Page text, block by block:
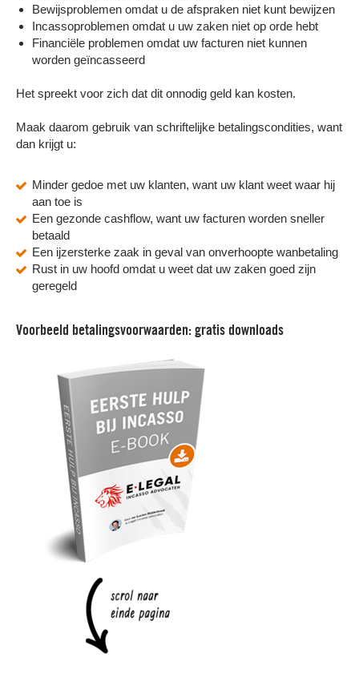
Bewijsproblemen omdat u de afspraken niet kunt bewijzen
Incassoproblemen omdat u uw zaken niet op orde hebt
Financiële problemen omdat uw facturen niet kunnen
worden geïncasseerd
Het spreekt voor zich dat dit onnodig geld kan kosten.
Maak daarom gebruik van schriftelijke betalingscondities, want
dan krijgt u:
Minder gedoe met uw klanten, want uw klant weet waar hij
aan toe is
Een gezonde cashflow, want uw facturen worden sneller
betaald
Een ijzersterke zaak in geval van onverhoopte wanbetaling
Rust in uw hoofd omdat u weet dat uw zaken goed zijn
geregeld
Voorbeeld betalingsvoorwaarden: gratis downloads